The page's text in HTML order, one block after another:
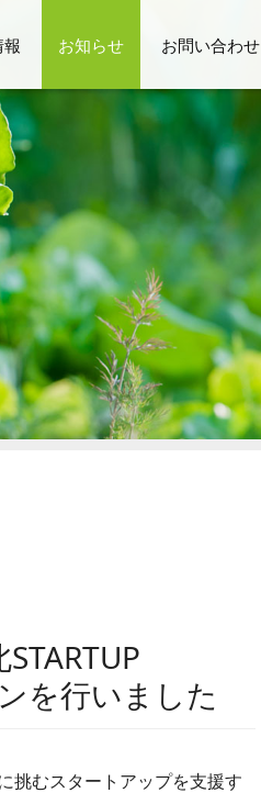
お知らせ お問い合わせ
を行いました
挑むスタートアップを支援す